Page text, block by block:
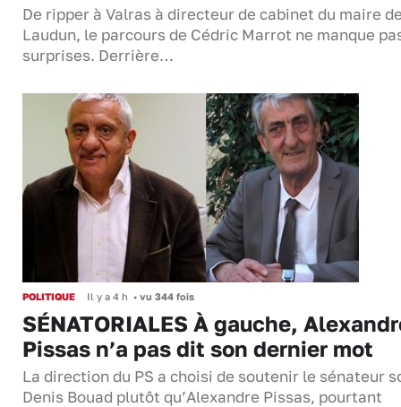
De ripper à Valras à directeur de cabinet du maire
Laudun, le parcours de Cédric Marrot ne manque
surprises. Derrière…
POLITIQUE Il y a 4 h • vu 344 fois
SÉNATORIALES À gauche,
Pissas n’a pas dit son dernier mot
La direction du PS a choisi de soutenir le sénateur
Denis Bouad plutôt qu’Alexandre Pissas, pourtant